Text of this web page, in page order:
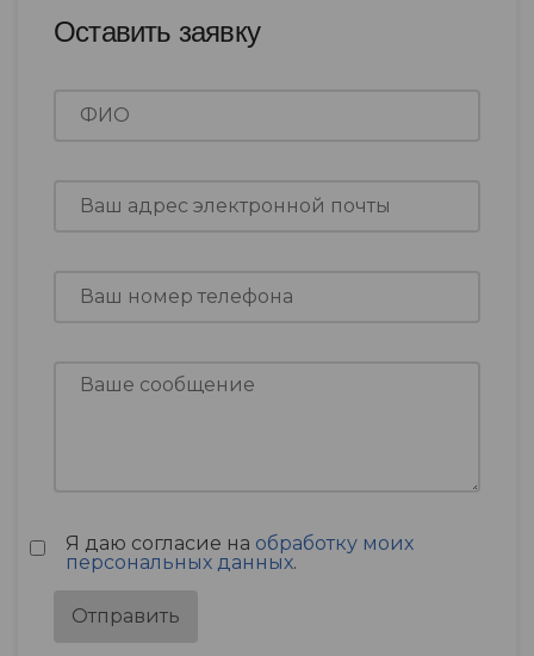
Оставить заявку
Я даю согласие на обработку моих
персональных данных.